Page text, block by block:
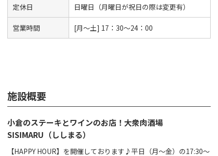
定休日 日曜日（月曜日が祝日の際は変更有）
営業時間 [月～土] 17：30～24：00
施設概要
小倉のステーキとワインのお店！大衆肉酒場
SISIMARU（ししまる）
【HAPPY HOUR】を開催しております♪平日（月〜金）の17:30～